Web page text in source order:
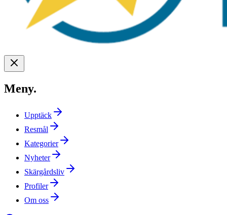
Meny.
Upptäck
Resmål
Kategorier
Nyheter
Skärgårdsliv
Profiler
Om oss